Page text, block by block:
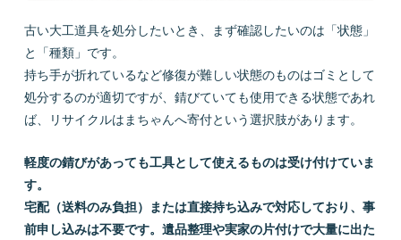
プライバシーポリシー
古い大工道具を処分したいとき、まず確認したいのは「状態」
と「種類」です。
持ち手が折れているなど修復が難しい状態のものはゴミとして
処分するのが適切ですが、錆びていても使用できる状態であれ
ば、リサイクルはまちゃんへ寄付という選択肢があります。
軽度の錆びがあっても工具として使えるものは受け付けていま
す。
宅配（送料のみ負担）または直接持ち込みで対応しており、事
前申し込みは不要です。遺品整理や実家の片付けで大量に出た